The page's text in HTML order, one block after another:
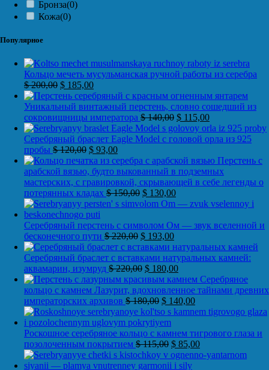
Бронза(0)
Кожа(0)
Популярное
Кольцо мечеть мусульманская ручной работы из серебра
$200,00 $ 185,00
Уникальный винтажный перстень, словно сошедший из
сокровищницы императора $140,00 $ 115,00
Серебряный браслет Eagle Model с головой орла из 925
пробы $120,00 $ 93,00
Перстень с
арабской вязью, будто выкованный в подземных
мастерских, с гравировкой, скрывающей в себе легенды о
потерянных кладах $150,00 $ 130,00
Серебряный перстень с символом Ом — звук вселенной и
бесконечного пути $220,00 $ 193,00
Серебряный браслет с вставками натуральных камней:
аквамарин, изумруд $220,00 $ 180,00
Серебряное
кольцо с камнем Лазурит, вдохновленное тайнами древних
императорских архивов $180,00 $ 140,00
Роскошное серебряное кольцо с камнем тигрового глаза и
позолоченным покрытием $115,00 $ 85,00